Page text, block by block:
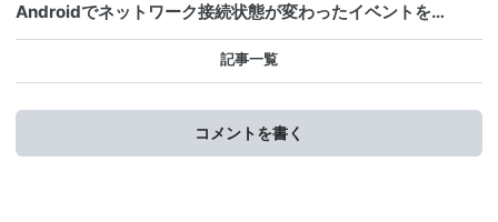
Androidでネットワーク接続状態が変わったイベントを…
記事一覧
コメントを書く